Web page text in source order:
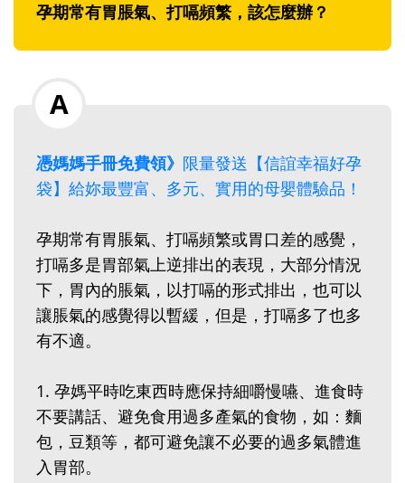
孕期常有胃脹氣、打嗝頻繁，該怎麼辦？
憑媽媽手冊免費領》 限量發送【信誼幸福好孕
袋】給妳最豐富、多元、實用的母嬰體驗品！
孕期常有胃脹氣、打嗝頻繁或胃口差的感覺，
打嗝多是胃部氣上逆排出的表現，大部分情況
下，胃內的脹氣，以打嗝的形式排出，也可以
讓脹氣的感覺得以暫緩，但是，打嗝多了也多
有不適。
1‭.‬ 孕媽平時吃東西時應保持細嚼慢嚥、進食時
不要講話、避免食用過多產氣的食物，如：麵
包，豆類等，都可避免讓不必要的過多氣體進
入胃部。‭ ‬